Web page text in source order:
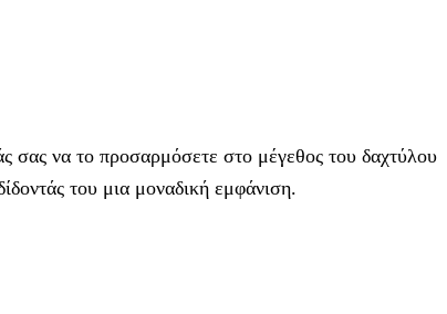
σας να το προσαρμόσετε στο μέγεθος του δαχτύλου
του μια μοναδική εμφάνιση.